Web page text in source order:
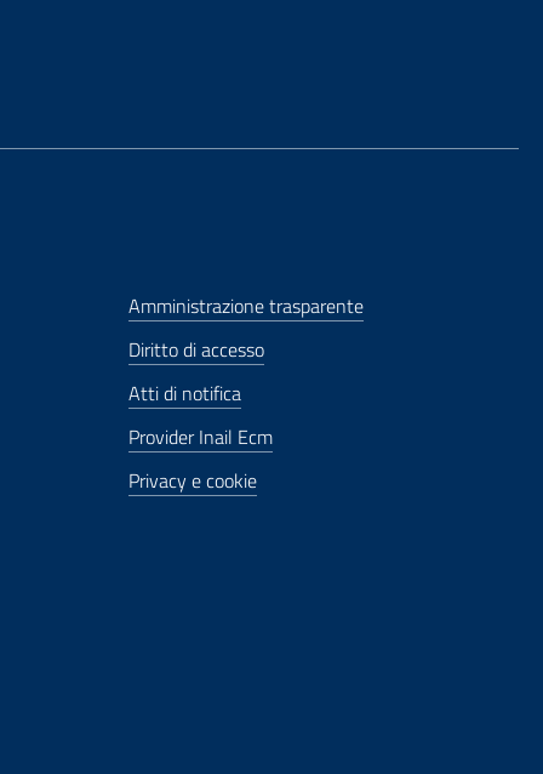
Amministrazione trasparente
Diritto di accesso
Atti di notifica
Provider Inail Ecm
Privacy e cookie